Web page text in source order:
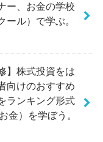
ー、お金の学校
ール）で学ぶ。
】株式投資をは
向けのおすすめ
ランキング形式
金）を学ぼう。